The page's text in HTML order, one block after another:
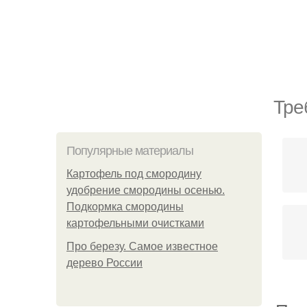
Популярные материалы
Картофель под смородину
удобрение смородины осенью.
Подкормка смородины
картофельными очистками
Про березу. Самое известное
дерево России